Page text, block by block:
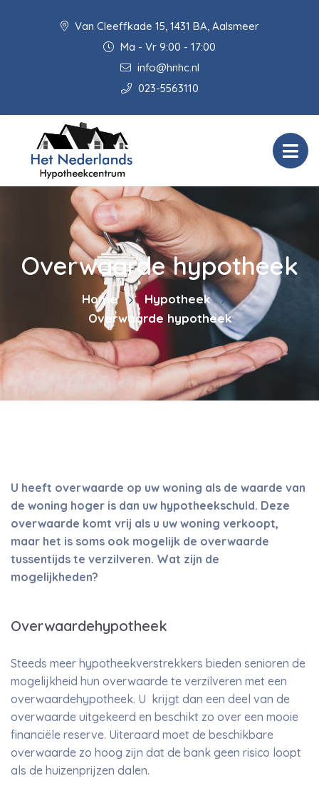
Van Cleeffkade 15, 1431 BA, Aalsmeer
Ma - Vr 9:00 - 17:00
info@hnhc.nl
023-5563110
Overwaarde hypotheek
Home
Hypotheek
Overwaarde hypotheek
U heeft overwaarde op uw woning als de waarde van
de woning hoger is dan uw hypotheekschuld. Deze
overwaarde komt vrij als u uw woning verkoopt,
maar het is soms ook mogelijk de overwaarde
tussentijds te verzilveren. Wat zijn de
mogelijkheden?
Overwaardehypotheek
Steeds meer hypotheekverstrekkers bieden senioren de
mogelijkheid hun overwaarde te verzilveren met een
overwaardehypotheek. U krijgt dan een deel van de
overwaarde uitgekeerd en beschikt zo over een mooie
financiële reserve. Uiteraard moet de beschikbare
overwaarde zo hoog zijn dat de bank geen risico loopt
als de huizenprijzen dalen.